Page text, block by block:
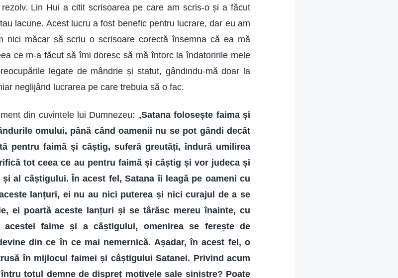
Lin Hui a citit scrisoarea pe care am scris-o și a făcut
lacune. Acest lucru a fost benefic pentru lucrare, dar eu am
nici măcar să scriu o scrisoare corectă însemna că ea mă
ce m-a făcut să îmi doresc să mă întorc la îndatoririle mele
legate de mândrie și statut, gândindu-mă doar la
neglijând lucrarea pe care trebuia să o fac.
din cuvintele lui Dumnezeu: „Satana folosește faima și
omului, până când oamenii nu se pot gândi decât
pentru faimă și câștig, suferă greutăți, îndură umilirea
tot ceea ce au pentru faimă și câștig și vor judeca și
al câștigului. În acest fel, Satana îi leagă pe oameni cu
lanțuri, ei nu au nici puterea și nici curajul de a se
ei poartă aceste lanțuri și se târăsc mereu înainte, cu
acestei faime și a câștigului, omenirea se ferește de
din ce în ce mai nemernică. Așadar, în acest fel, o
în mijlocul faimei și câștigului Satanei. Privind acum
totul demne de dispreț motivele sale sinistre? Poate